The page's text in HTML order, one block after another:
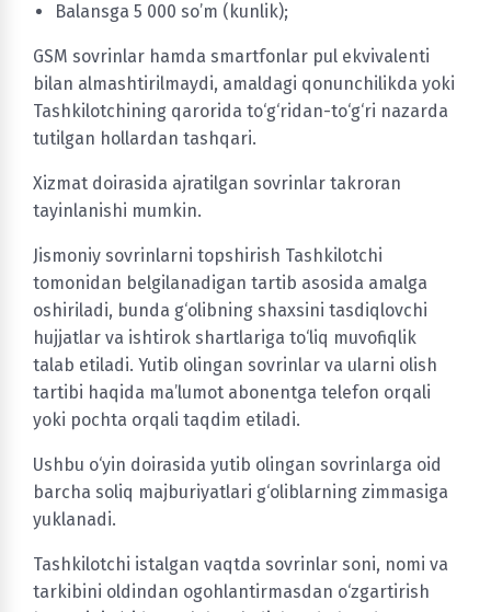
Balansga 5 000 so’m (kunlik);
GSM sovrinlar hamda smartfonlar pul ekvivalenti
bilan almashtirilmaydi, amaldagi qonunchilikda yoki
Tashkilotchining qarorida to‘g‘ridan-to‘g‘ri nazarda
tutilgan hollardan tashqari.
Xizmat doirasida ajratilgan sovrinlar takroran
tayinlanishi mumkin.
Jismoniy sovrinlarni topshirish Tashkilotchi
tomonidan belgilanadigan tartib asosida amalga
oshiriladi, bunda g‘olibning shaxsini tasdiqlovchi
hujjatlar va ishtirok shartlariga to‘liq muvofiqlik
talab etiladi. Yutib olingan sovrinlar va ularni olish
tartibi haqida ma’lumot abonentga telefon orqali
yoki pochta orqali taqdim etiladi.
Ushbu o‘yin doirasida yutib olingan sovrinlarga oid
barcha soliq majburiyatlari g‘oliblarning zimmasiga
yuklanadi.
Tashkilotchi istalgan vaqtda sovrinlar soni, nomi va
tarkibini oldindan ogohlantirmasdan o‘zgartirish